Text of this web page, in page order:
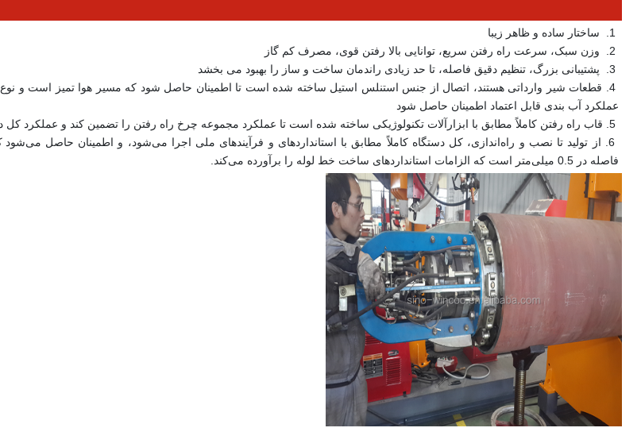
ساختار ساده و ظاهر زیبا
وزن سبک، سرعت راه رفتن سریع، توانایی بالا رفتن قوی، مصرف کم گاز
پشتیبانی بزرگ، تنظیم دقیق فاصله، تا حد زیادی راندمان ساخت و ساز را بهبود می بخشد
4.
عملکرد آب بندی قابل اعتماد اطمینان حاصل شود
قاب راه رفتن کاملاً مطابق با ابزارآلات تکنولوژیکی ساخته شده است تا عملکرد مجموعه چرخ راه رفتن را تضمین کند و عملکرد کل
فاصله در 0.5 میلی‌متر است که الزامات استانداردهای ساخت خط لوله را برآورده می‌کند.